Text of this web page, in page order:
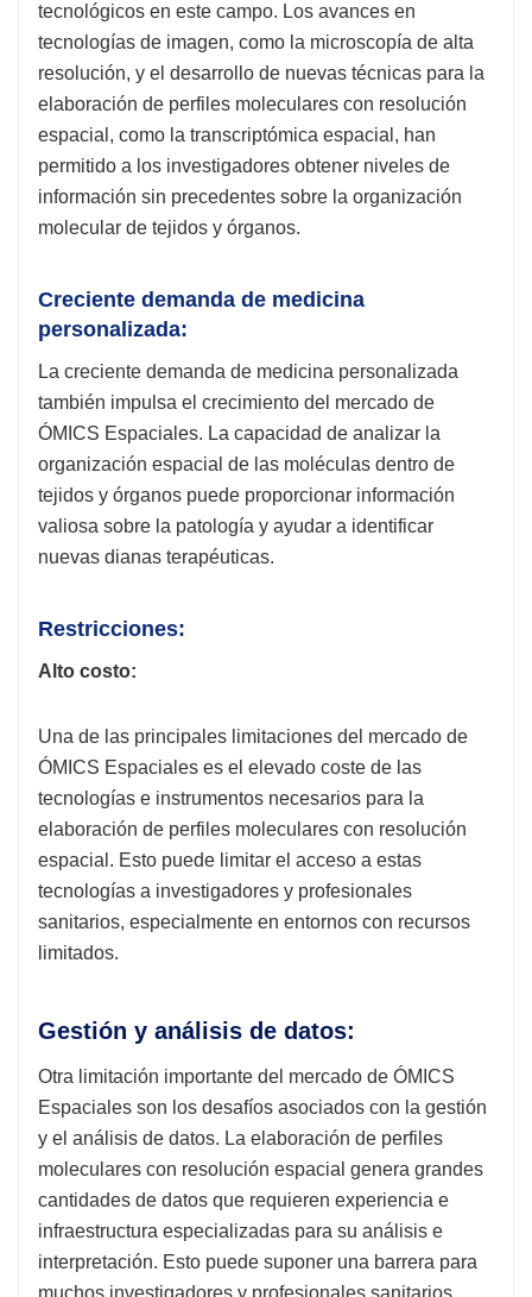
tecnológicos en este campo. Los avances en
tecnologías de imagen, como la microscopía de alta
resolución, y el desarrollo de nuevas técnicas para la
elaboración de perfiles moleculares con resolución
espacial, como la transcriptómica espacial, han
permitido a los investigadores obtener niveles de
información sin precedentes sobre la organización
molecular de tejidos y órganos.
Creciente demanda de medicina
personalizada:
La creciente demanda de medicina personalizada
también impulsa el crecimiento del mercado de
ÓMICS Espaciales. La capacidad de analizar la
organización espacial de las moléculas dentro de
tejidos y órganos puede proporcionar información
valiosa sobre la patología y ayudar a identificar
nuevas dianas terapéuticas.
Restricciones:
Alto costo:
Una de las principales limitaciones del mercado de
ÓMICS Espaciales es el elevado coste de las
tecnologías e instrumentos necesarios para la
elaboración de perfiles moleculares con resolución
espacial. Esto puede limitar el acceso a estas
tecnologías a investigadores y profesionales
sanitarios, especialmente en entornos con recursos
limitados.
Gestión y análisis de datos:
Otra limitación importante del mercado de ÓMICS
Espaciales son los desafíos asociados con la gestión
y el análisis de datos. La elaboración de perfiles
moleculares con resolución espacial genera grandes
cantidades de datos que requieren experiencia e
infraestructura especializadas para su análisis e
interpretación. Esto puede suponer una barrera para